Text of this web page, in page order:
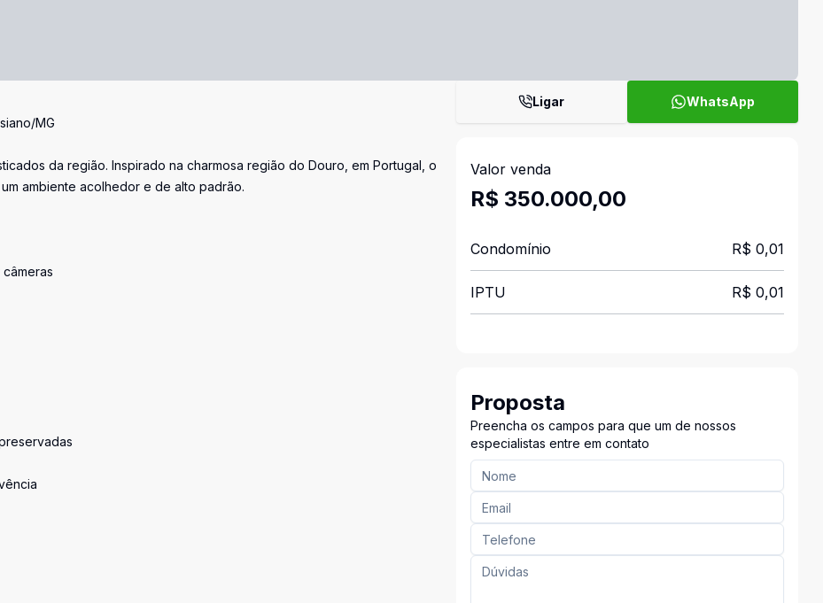
MG
da região. Inspirado na charmosa região do Douro, em Portugal, o
ambiente acolhedor e de alto padrão.
Ligar WhatsApp
Valor venda
R$ 350.000,00
Condomínio R$ 0,01
IPTU R$ 0,01
Proposta
Preencha os campos para que um de nossos
especialistas entre em contato